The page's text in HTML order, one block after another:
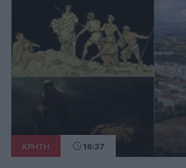
ΚΡΗΤΗ 16:37